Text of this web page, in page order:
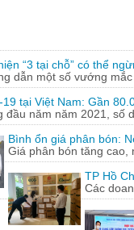
“3 tại chỗ” có thể
dẫn một số vướng
19 tại Việt Nam: Gần
đầu năm năm 2021, số
Bình ổn giá phân bón:
Giá phân bón tăng
TP Hồ
Các